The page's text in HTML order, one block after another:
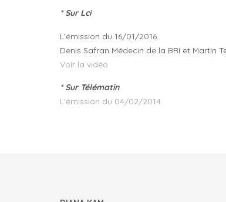
* Sur Lci
L’émission du 16/01/2016.
Denis Safran Médecin de la BRI et Martin
Voir la vidéo
* Sur Télématin
L’émission du 04/02/2014.